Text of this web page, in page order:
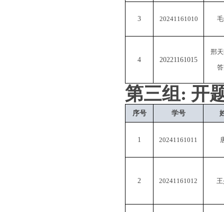
3 20241161010
4 20221161015
邢
第三组: 开
序号 学号
1 20241161011
2 20241161012